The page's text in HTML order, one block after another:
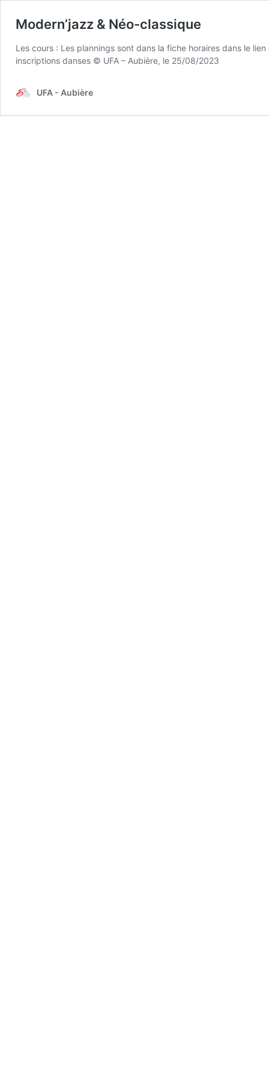
Modern’jazz & Néo-classique
Les cours : Les plannings sont dans la fiche horaires dans le
inscriptions danses © UFA – Aubière, le 25/08/2023
UFA - Aubière